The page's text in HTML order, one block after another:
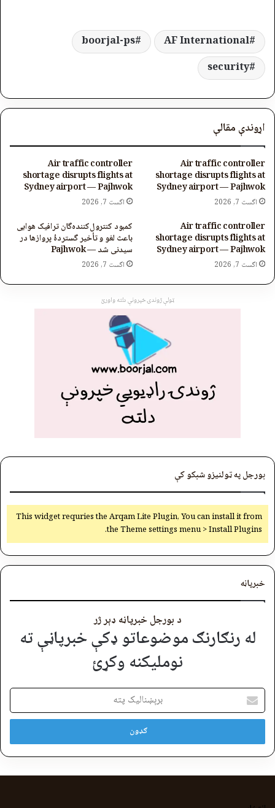
AF International
boorjal-ps
security
اړوندې مقالې
Air traffic controller
shortage disrupts flights at
Sydney airport — Pajhwok
اگست 7, 2026
Air traffic controller
shortage disrupts flights at
Sydney airport — Pajhwok
اگست 7, 2026
Air traffic controller
shortage disrupts flights at
Sydney airport — Pajhwok
اگست 7, 2026
کمبود کنترول‌کننده‌گان ترافیک هوایی
باعث لغو و تأخیر گستردۀ پروازها در
سیدنی شد — Pajhwok
اگست 7, 2026
ټولې ژوندۍ خپرونې دلته واورئ
بورجل په ټولنیزو شبکو کې
This widget requries the Arqam Lite Plugin, You can install it from
the Theme settings menu > Install Plugins.
خبرپاڼه
د بورجل خبرپاڼه ډېر ژر
له رنګارنګ موضوعاتو ډکې خبرپاڼې ته
نوملیکنه وکړئ
برېښنالیک
پته